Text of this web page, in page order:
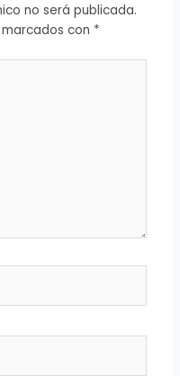
no será publicada.
con *